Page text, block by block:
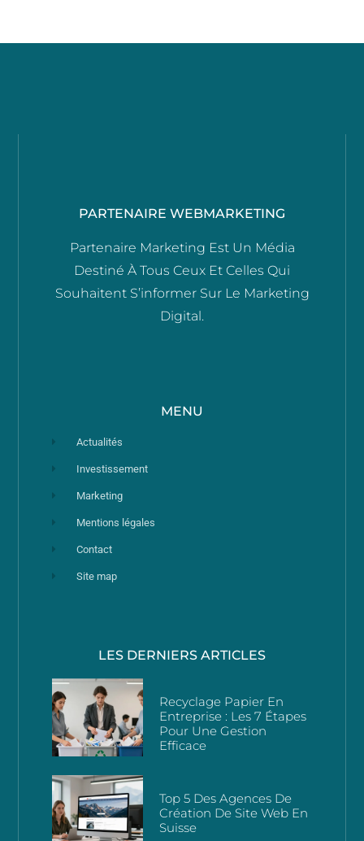
PARTENAIRE WEBMARKETING
Partenaire Marketing Est Un Média
Destiné À Tous Ceux Et Celles Qui
Souhaitent S’informer Sur Le Marketing
Digital.
MENU
Actualités
Investissement
Marketing
Mentions légales
Contact
Site map
LES DERNIERS ARTICLES
Recyclage Papier En
Entreprise : Les 7 Étapes
Pour Une Gestion
Efficace
Top 5 Des Agences De
Création De Site Web En
Suisse